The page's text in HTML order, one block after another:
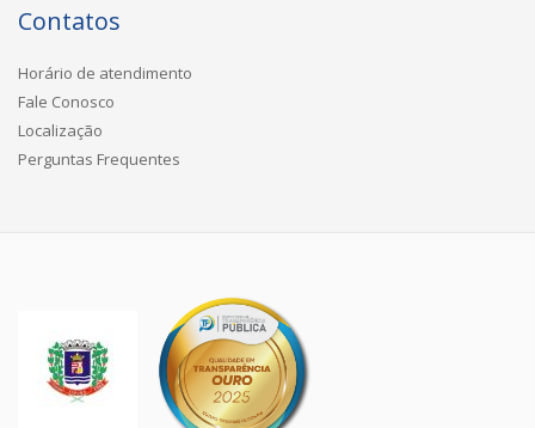
Contatos
Horário de atendimento
Fale Conosco
Localização
Perguntas Frequentes